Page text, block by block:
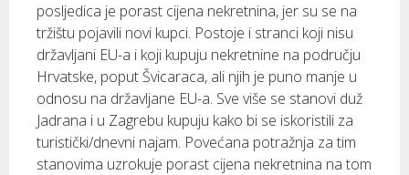
posljedica je porast cijena nekretnina, jer su se na
tržištu pojavili novi kupci. Postoje i stranci koji nisu
državljani EU-a i koji kupuju nekretnine na području
Hrvatske, poput Švicaraca, ali njih je puno manje u
odnosu na državljane EU-a. Sve više se stanovi duž
Jadrana i u Zagrebu kupuju kako bi se iskoristili za
turistički/dnevni najam. Povećana potražnja za tim
stanovima uzrokuje porast cijena nekretnina na tom